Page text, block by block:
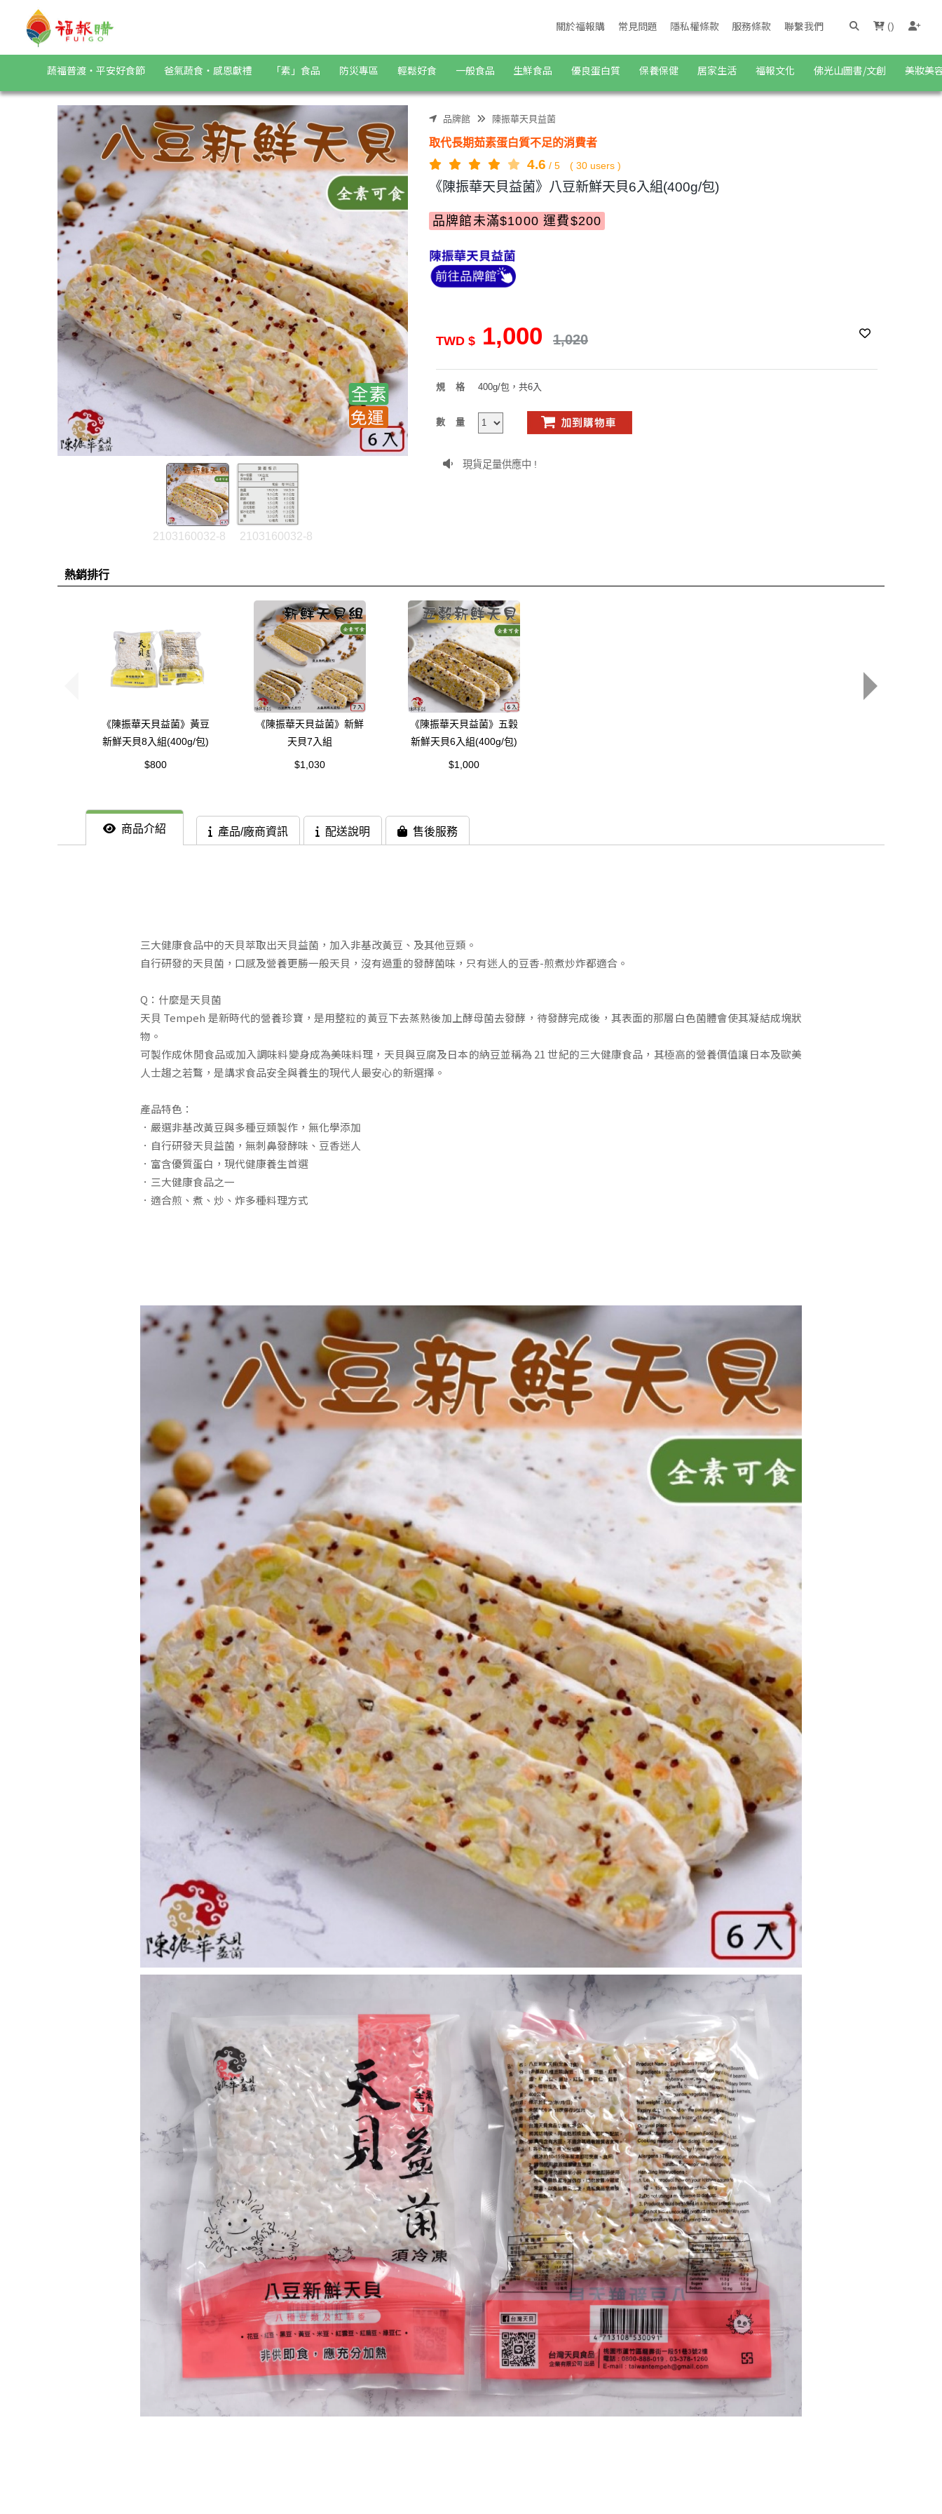
《陳振華天貝益菌》八豆新鮮天貝6入組(400g/包) | 福報購蔬食購物商城
關於福報購 常見問題 隱私權條款 服務條款 聯繫我們 ()
蔬福普渡・平安好食節 爸氣蔬食・感恩獻禮 「素」食品 防災專區 輕鬆好食 一般食品 生鮮食品 優良蛋白質 保養保健 居家生活 福報文化 佛光山圖書/文創 美妝美
2103160032-8 2103160032-8
品牌館 陳振華天貝益菌
取代長期茹素蛋白質不足的消費者
4.6 / 5 ( 30 users )
《陳振華天貝益菌》八豆新鮮天貝6入組(400g/包)
品牌館未滿$1000 運費$200
TWD $ 1,000 1,020
規格 400g/包，共6入
數量
現貨足量供應中 !
熱銷排行
《陳振華天貝益菌》黃豆
新鮮天貝8入組(400g/包)
$800
《陳振華天貝益菌》新鮮
天貝7入組
$1,030
《陳振華天貝益菌》五穀
新鮮天貝6入組(400g/包)
$1,000
商品介紹 產品/廠商資訊 配送說明 售後服務
三大健康食品中的天貝萃取出天貝益菌，加入非基改黃豆、及其他豆類。
自行研發的天貝菌，口感及營養更勝一般天貝，沒有過重的發酵菌味，只有迷人的豆香-煎煮炒炸都適合。
Q：什麼是天貝菌
天貝 Tempeh 是新時代的營養珍寶，是用整粒的黃豆下去蒸熟後加上酵母菌去發酵，待發酵完成後，其表面的那層白色菌體會使其凝結成塊狀
物。
可製作成休閒食品或加入調味料變身成為美味料理，天貝與豆腐及日本的納豆並稱為 21 世紀的三大健康食品，其極高的營養價值讓日本及歐美
人士趨之若鶩，是講求食品安全與養生的現代人最安心的新選擇。
產品特色：
．嚴選非基改黃豆與多種豆類製作，無化學添加
．自行研發天貝益菌，無刺鼻發酵味、豆香迷人
．富含優質蛋白，現代健康養生首選
．三大健康食品之一
．適合煎、煮、炒、炸多種料理方式